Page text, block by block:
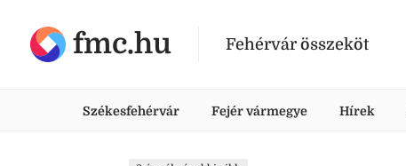
fmc.hu Fehérvár összeköt
Székesfehérvár Fejér vármegye Hírek